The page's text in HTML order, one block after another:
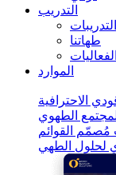
التدريب
طهاتنا
الفعاليات
الموارد
الاحترافية
الطهوي
مُصمّم القوائم
لحلول الطهي